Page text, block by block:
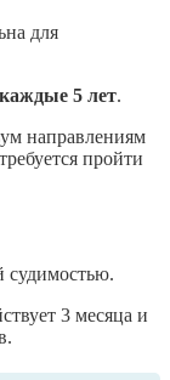
для
каждые 5 лет.
направлениям
пройти
судимостью.
3 месяца и